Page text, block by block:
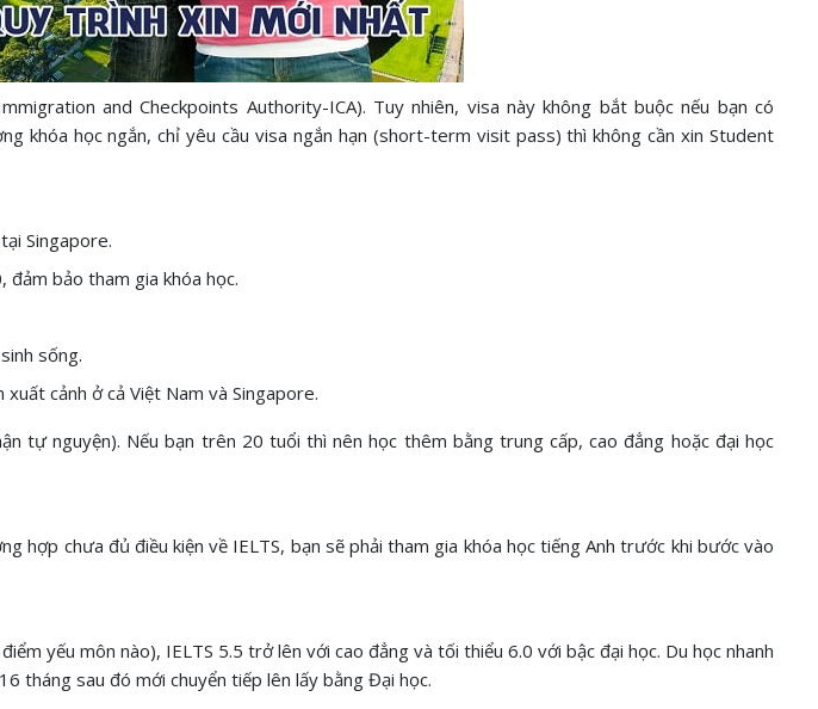
and Checkpoints Authority-ICA). Tuy nhiên, visa này không bắt buộc nếu bạn có
khóa học ngắn, chỉ yêu cầu visa ngắn hạn (short-term visit pass) thì không cần xin Student
Singapore.
bảo tham gia khóa học.
sống.
cảnh ở cả Việt Nam và Singapore.
tự nguyện). Nếu bạn trên 20 tuổi thì nên học thêm bằng trung cấp, cao đẳng hoặc đại học
hợp chưa đủ điều kiện về IELTS, bạn sẽ phải tham gia khóa học tiếng Anh trước khi bước vào
yếu môn nào), IELTS 5.5 trở lên với cao đẳng và tối thiểu 6.0 với bậc đại học. Du học nhanh
tháng sau đó mới chuyển tiếp lên lấy bằng Đại học.